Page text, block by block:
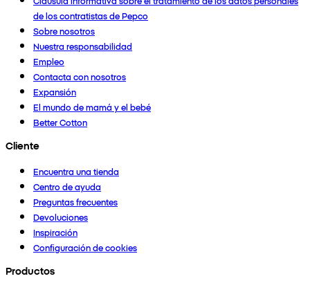
de los contratistas de Pepco
Sobre nosotros
Nuestra responsabilidad
Empleo
Contacta con nosotros
Expansión
El mundo de mamá y el bebé
Better Cotton
Cliente
Encuentra una tienda
Centro de ayuda
Preguntas frecuentes
Devoluciones
Inspiración
Configuración de cookies
Productos